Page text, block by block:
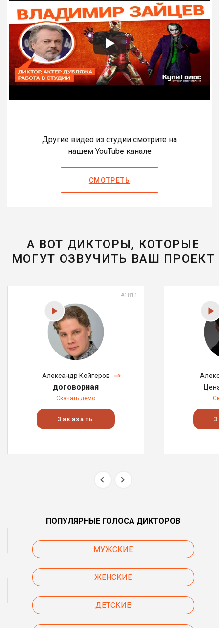
Другие видео из студии смотрите на
нашем YouTube канале
СМОТРЕТЬ
А ВОТ ДИКТОРЫ, КОТОРЫЕ
МОГУТ ОЗВУЧИТЬ ВАШ ПРОЕКТ
#1811
Александр Койгеров
договорная
Скачать демо
Заказать
ПОПУЛЯРНЫЕ ГОЛОСА ДИКТОРОВ
МУЖСКИЕ
ЖЕНСКИЕ
ДЕТСКИЕ